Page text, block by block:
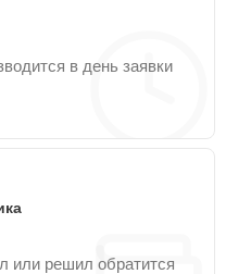
в день заявки
или решил обратится